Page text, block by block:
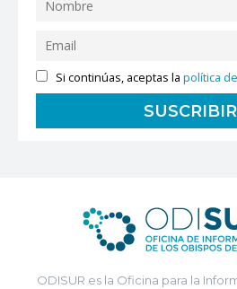
Si continúas, aceptas lapolítica
ODISUR es la Oficina para la